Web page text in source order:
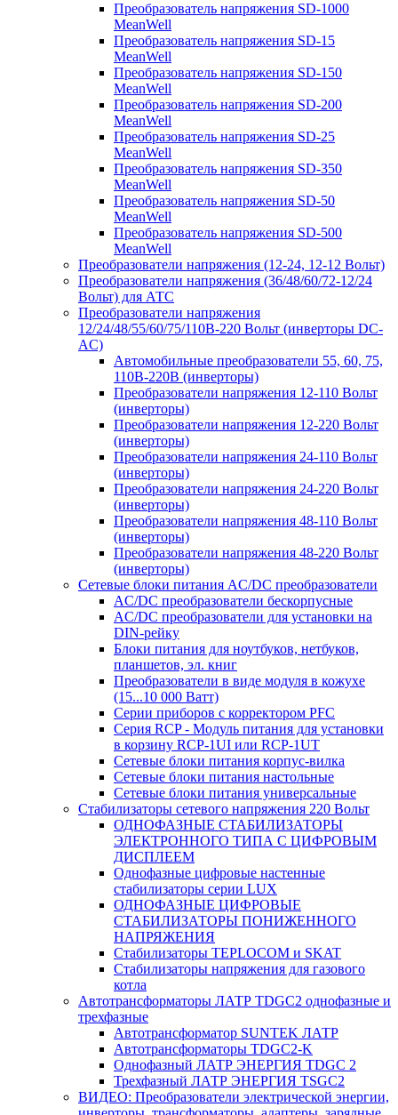
Преобразователь напряжения SD-1000
MeanWell
Преобразователь напряжения SD-15
MeanWell
Преобразователь напряжения SD-150
MeanWell
Преобразователь напряжения SD-200
MeanWell
Преобразователь напряжения SD-25
MeanWell
Преобразователь напряжения SD-350
MeanWell
Преобразователь напряжения SD-50
MeanWell
Преобразователь напряжения SD-500
MeanWell
Преобразователи напряжения (12-24, 12-12 Вольт)
Преобразователи напряжения (36/48/60/72-12/24
Вольт) для АТС
Преобразователи напряжения
12/24/48/55/60/75/110В-220 Вольт (инверторы DC-
AC)
Автомобильные преобразователи 55, 60, 75,
110В-220В (инверторы)
Преобразователи напряжения 12-110 Вольт
(инверторы)
Преобразователи напряжения 12-220 Вольт
(инверторы)
Преобразователи напряжения 24-110 Вольт
(инверторы)
Преобразователи напряжения 24-220 Вольт
(инверторы)
Преобразователи напряжения 48-110 Вольт
(инверторы)
Преобразователи напряжения 48-220 Вольт
(инверторы)
Сетевые блоки питания AC/DC преобразователи
AC/DC преобразователи бескорпусные
AC/DC преобразователи для установки на
DIN-рейку
Блоки питания для ноутбуков, нетбуков,
планшетов, эл. книг
Преобразователи в виде модуля в кожухе
(15...10 000 Ватт)
Серии приборов с корректором PFC
Серия RCP - Модуль питания для установки
в корзину RCP-1UI или RCP-1UT
Сетевые блоки питания корпус-вилка
Сетевые блоки питания настольные
Сетевые блоки питания универсальные
Стабилизаторы сетевого напряжения 220 Вольт
ОДНОФАЗНЫЕ СТАБИЛИЗАТОРЫ
ЭЛЕКТРОННОГО ТИПА С ЦИФРОВЫМ
ДИСПЛЕЕМ
Однофазные цифровые настенные
стабилизаторы серии LUX
ОДНОФАЗНЫЕ ЦИФРОВЫЕ
СТАБИЛИЗАТОРЫ ПОНИЖЕННОГО
НАПРЯЖЕНИЯ
Стабилизаторы TEPLOCOM и SKAT
Стабилизаторы напряжения для газового
котла
Автотрансформаторы ЛАТР TDGC2 однофазные и
трехфазные
Автотрансформатор SUNTEK ЛАТР
Автотрансформаторы TDGC2-K
Однофазный ЛАТР ЭНЕРГИЯ TDGC 2
Трехфазный ЛАТР ЭНЕРГИЯ TSGC2
ВИДЕО: Преобразователи электрической энергии,